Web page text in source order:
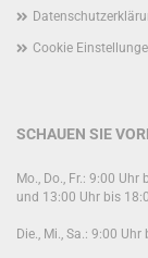
Cookie
SCHAUEN SIE
Mo., Do., Fr.: 9:00 Uhr
und 13:00 Uhr bis
Die., Mi., Sa.: 9:00